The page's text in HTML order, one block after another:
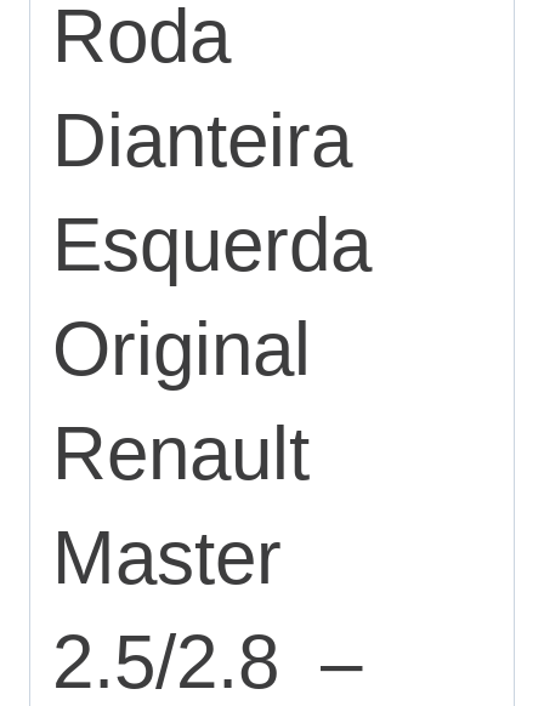
Roda
Dianteira
Esquerda
Original
Renault
Master
2.5/2.8 –